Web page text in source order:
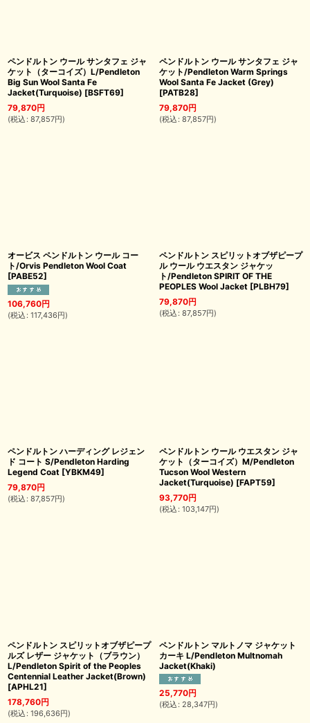
ペンドルトン ウール サンタフェ ジャ
ケット（ターコイズ）L/Pendleton
Big Sun Wool Santa Fe
Jacket(Turquoise) [BSFT69]
79,870円
(税込 : 87,857円)
ペンドルトン ウール サンタフェ ジャ
ケット/Pendleton Warm Springs
Wool Santa Fe Jacket (Grey)
[PATB28]
79,870円
(税込 : 87,857円)
オービス ペンドルトン ウール コー
ト/Orvis Pendleton Wool Coat
[PABE52]
106,760円
(税込 : 117,436円)
ペンドルトン スピリットオブザピープ
ル ウール ウエスタン ジャケッ
ト/Pendleton SPIRIT OF THE
PEOPLES Wool Jacket [PLBH79]
79,870円
(税込 : 87,857円)
ペンドルトン ハーディング レジェン
ド コート S/Pendleton Harding
Legend Coat [YBKM49]
79,870円
(税込 : 87,857円)
ペンドルトン ウール ウエスタン ジャ
ケット（ターコイズ）M/Pendleton
Tucson Wool Western
Jacket(Turquoise) [FAPT59]
93,770円
(税込 : 103,147円)
ペンドルトン スピリットオブザピープ
ルズ レザー ジャケット（ブラウン）
L/Pendleton Spirit of the Peoples
Centennial Leather Jacket(Brown)
[APHL21]
178,760円
(税込 : 196,636円)
ペンドルトン マルトノマ ジャケット
カーキ L/Pendleton Multnomah
Jacket(Khaki)
25,770円
(税込 : 28,347円)